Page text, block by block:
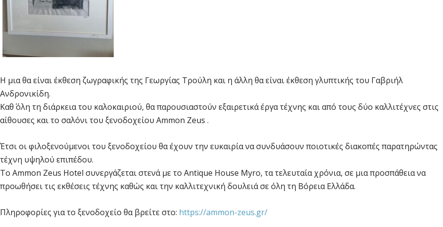
Η μια θα είναι έκθεση ζωγραφικής της Γεωργίας Τρούλη και η άλλη θα είναι έκθεση γλυπτικής του Γαβριήλ
Ανδρονικίδη.
Καθ΄ όλη τη διάρκεια του καλοκαιριού, θα παρουσιαστούν εξαιρετικά έργα τέχνης και από τους δύο καλλιτέχνες στις
αίθουσες και το σαλόνι του ξενοδοχείου Ammon Zeus .
Έτσι οι φιλοξενούμενοι του ξενοδοχείου θα έχουν την ευκαιρία να συνδυάσουν ποιοτικές διακοπές παρατηρώντας
τέχνη υψηλού επιπέδου.
Το Ammon Zeus Hotel συνεργάζεται στενά με το Antique House Myro, τα τελευταία χρόνια, σε μια προσπάθεια να
προωθήσει τις εκθέσεις τέχνης καθώς και την καλλιτεχνική δουλειά σε όλη τη Βόρεια Ελλάδα.
Πληροφορίες για το ξενοδοχείο θα βρείτε στο: https://ammon-zeus.gr/